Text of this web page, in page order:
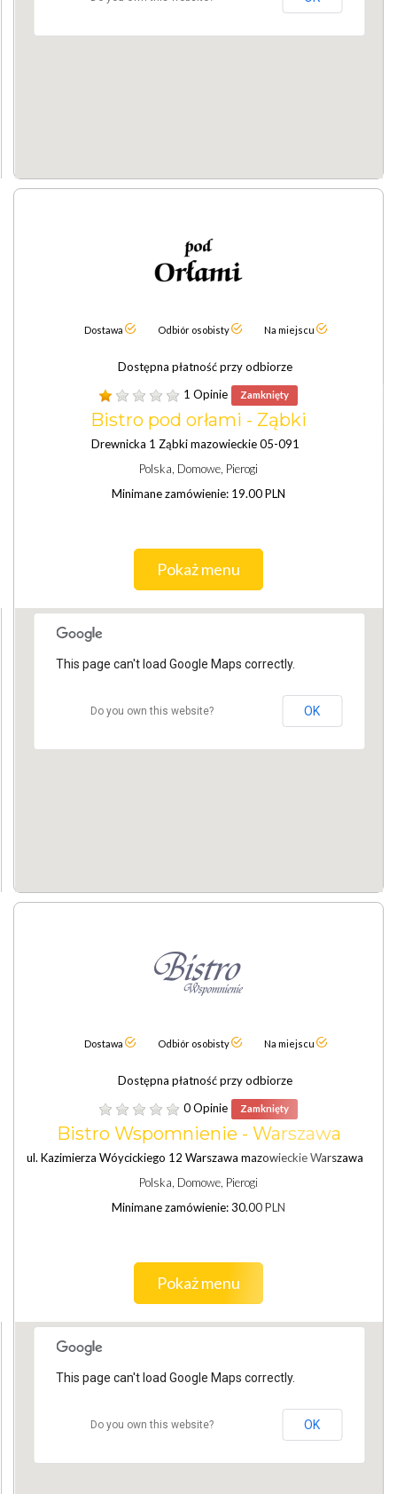
Dostawa Odbiór osobisty Na miejscu
Dostępna płatność przy odbiorze
1 Opinie
Zamknięty
Bistro pod orłami - Ząbki
Drewnicka 1 Ząbki mazowieckie 05-091
Polska, Domowe, Pierogi
Minimane zamówienie: 19.00 PLN
Pokaż menu
This page can't load Google Maps correctly.
Do you own this website? OK
Dostawa Odbiór osobisty Na miejscu
Dostępna płatność przy odbiorze
0 Opinie
Zamknięty
Bistro Wspomnienie - Warszawa
ul. Kazimierza Wóycickiego 12 Warszawa mazowieckie Warszawa
Polska, Domowe, Pierogi
Minimane zamówienie: 30.00 PLN
Pokaż menu
This page can't load Google Maps correctly.
Do you own this website? OK